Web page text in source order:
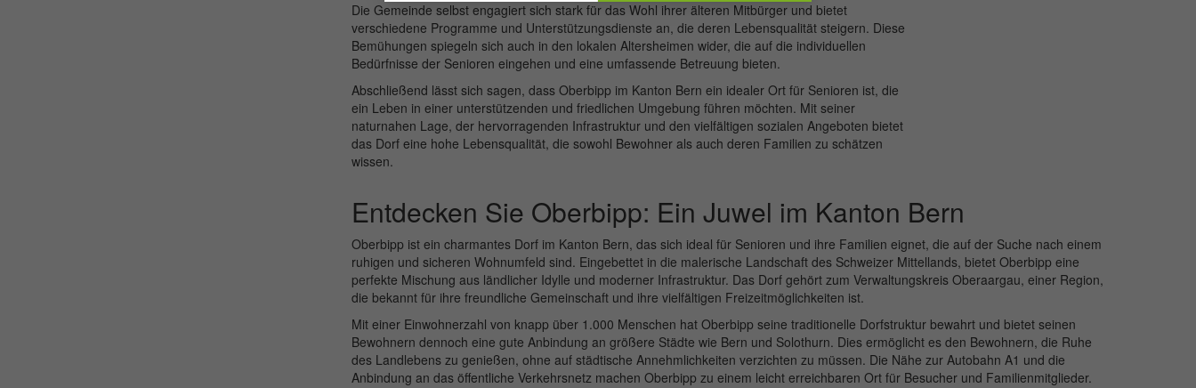
Die Gemeinde selbst engagiert sich stark für das Wohl ihrer älteren Mitbürger und bietet
verschiedene Programme und Unterstützungsdienste an, die deren Lebensqualität steigern. Diese
Bemühungen spiegeln sich auch in den lokalen Altersheimen wider, die auf die individuellen
Bedürfnisse der Senioren eingehen und eine umfassende Betreuung bieten.
Abschließend lässt sich sagen, dass Oberbipp im Kanton Bern ein idealer Ort für Senioren ist, die
ein Leben in einer unterstützenden und friedlichen Umgebung führen möchten. Mit seiner
naturnahen Lage, der hervorragenden Infrastruktur und den vielfältigen sozialen Angeboten bietet
das Dorf eine hohe Lebensqualität, die sowohl Bewohner als auch deren Familien zu schätzen
wissen.
Entdecken Sie Oberbipp: Ein Juwel im Kanton Bern
Oberbipp ist ein charmantes Dorf im Kanton Bern, das sich ideal für Senioren und ihre Familien eignet, die auf der Suche nach einem
ruhigen und sicheren Wohnumfeld sind. Eingebettet in die malerische Landschaft des Schweizer Mittellands, bietet Oberbipp eine
perfekte Mischung aus ländlicher Idylle und moderner Infrastruktur. Das Dorf gehört zum Verwaltungskreis Oberaargau, einer Region,
die bekannt für ihre freundliche Gemeinschaft und ihre vielfältigen Freizeitmöglichkeiten ist.
Mit einer Einwohnerzahl von knapp über 1.000 Menschen hat Oberbipp seine traditionelle Dorfstruktur bewahrt und bietet seinen
Bewohnern dennoch eine gute Anbindung an größere Städte wie Bern und Solothurn. Dies ermöglicht es den Bewohnern, die Ruhe
des Landlebens zu genießen, ohne auf städtische Annehmlichkeiten verzichten zu müssen. Die Nähe zur Autobahn A1 und die
Anbindung an das öffentliche Verkehrsnetz machen Oberbipp zu einem leicht erreichbaren Ort für Besucher und Familienmitglieder.